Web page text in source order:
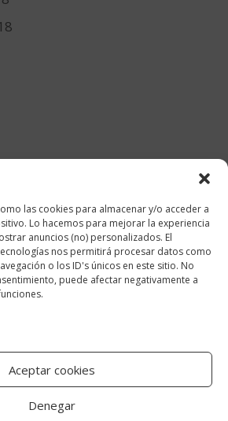
las cookies para almacenar y/o acceder a
Lo hacemos para mejorar la experiencia
anuncios (no) personalizados. El
nos permitirá procesar datos como
o los ID's únicos en este sitio. No
puede afectar negativamente a
Aceptar cookies
Denegar
diy